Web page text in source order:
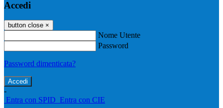
Accedi
button close ×
Nome Utente
Password
Password dimenticata?
-
Entra con SPID Entra con CIE